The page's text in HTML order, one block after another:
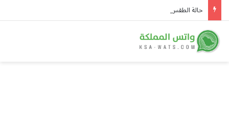
حالة الطقس المتوقعة ليوم الأحد